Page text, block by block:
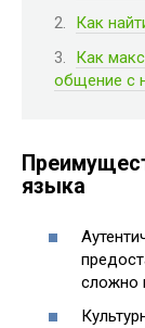
Как
Как
общение с
языка
сложно